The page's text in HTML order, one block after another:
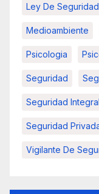
Ley De
Medioambiente
Psicologia
Seguridad
Seguridad Integral
Seguridad
Vigilante De